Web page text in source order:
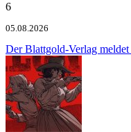
6
05.08.2026
Der Blattgold-Verlag meldet